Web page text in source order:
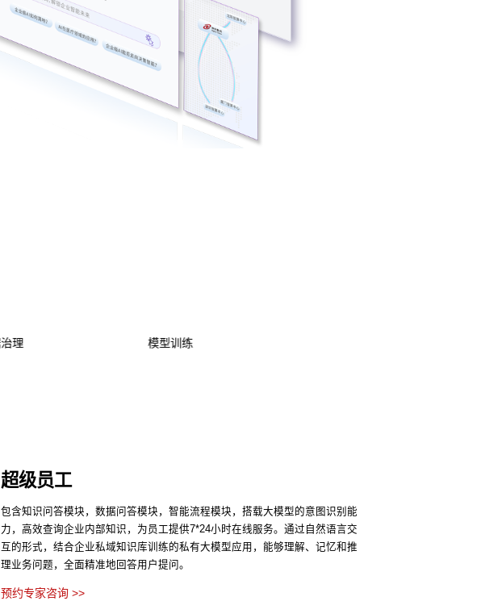
数据资产管理
超级员工
包含知识问答模块，数据问答模块，智能流程模块，搭载大模型的意图识别能
力，高效查询企业内部知识，为员工提供7*24小时在线服务。通过自然语言交
互的形式，结合企业私域知识库训练的私有大模型应用，能够理解、记忆和推
理业务问题，全面精准地回答用户提问。
预约专家咨询 >>